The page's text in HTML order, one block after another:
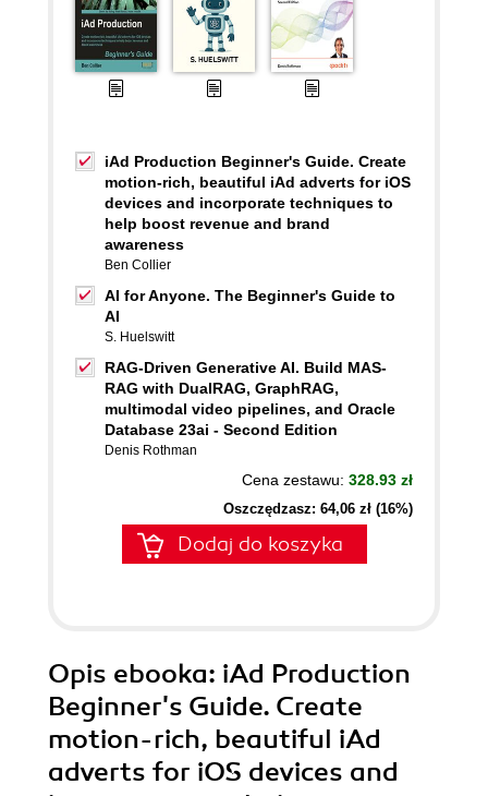
iAd Production Beginner's Guide. Create
motion-rich, beautiful iAd adverts for iOS
devices and incorporate techniques to
help boost revenue and brand
awareness
Ben Collier
AI for Anyone. The Beginner's Guide to
AI
S. Huelswitt
RAG-Driven Generative AI. Build MAS-
RAG with DualRAG, GraphRAG,
multimodal video pipelines, and Oracle
Database 23ai - Second Edition
Denis Rothman
Cena zestawu: 328.93 zł
Oszczędzasz: 64,06 zł (16%)
Dodaj do koszyka
Opis ebooka: iAd Production
Beginner's Guide. Create
motion-rich, beautiful iAd
adverts for iOS devices and